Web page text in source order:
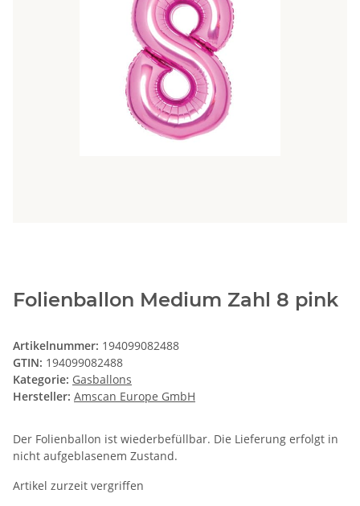
Folienballon Medium Zahl 8 pink
Artikelnummer: 194099082488
GTIN: 194099082488
Kategorie: Gasballons
Hersteller: Amscan Europe GmbH
Der Folienballon ist wiederbefüllbar. Die Lieferung erfolgt in
nicht aufgeblasenem Zustand.
Artikel zurzeit vergriffen